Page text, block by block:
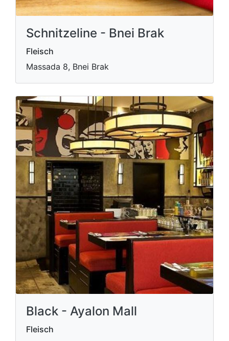
Schnitzeline - Bnei Brak
Fleisch
Massada 8, Bnei Brak
Black - Ayalon Mall
Fleisch